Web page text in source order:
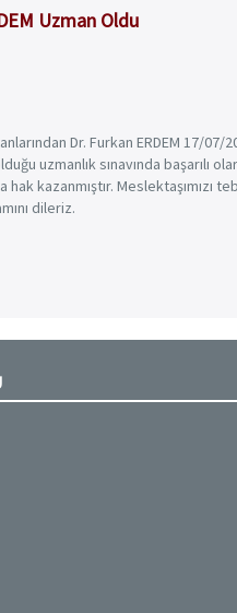
Uzman Oldu
Dr. Furkan ERDEM 17/07/
uzmanlık sınavında başarılı
hak kazanmıştır. Meslektaşımızı
dileriz.